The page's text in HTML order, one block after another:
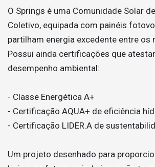
O Springs é uma Comunidade Solar
Coletivo, equipada com painéis
partilham energia excedente entre os
Possui ainda certificações que
desempenho ambiental:
- Classe Energética A+
- Certificação AQUA+ de eficiência
- Certificação LIDER.A de
Um projeto desenhado para